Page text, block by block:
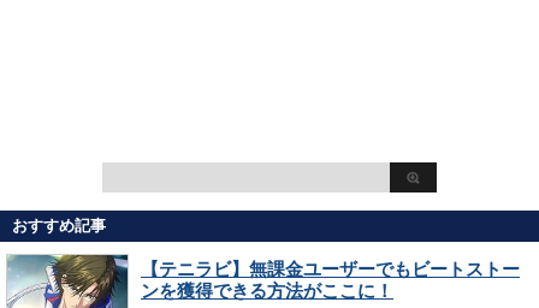
おすすめ記事
【テニラビ】無課金ユーザーでもビートストー
ンを獲得できる方法がここに！